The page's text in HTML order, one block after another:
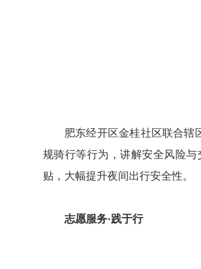
肥东经开区金桂社区联合辖
规骑行等行为，讲解安全风险
贴，大幅提升夜间出行安全性。
志愿服务·践于行